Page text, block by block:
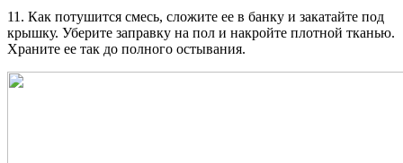
11. Как потушится смесь, сложите ее в банку и закатайте под
крышку. Уберите заправку на пол и накройте плотной тканью.
Храните ее так до полного остывания.